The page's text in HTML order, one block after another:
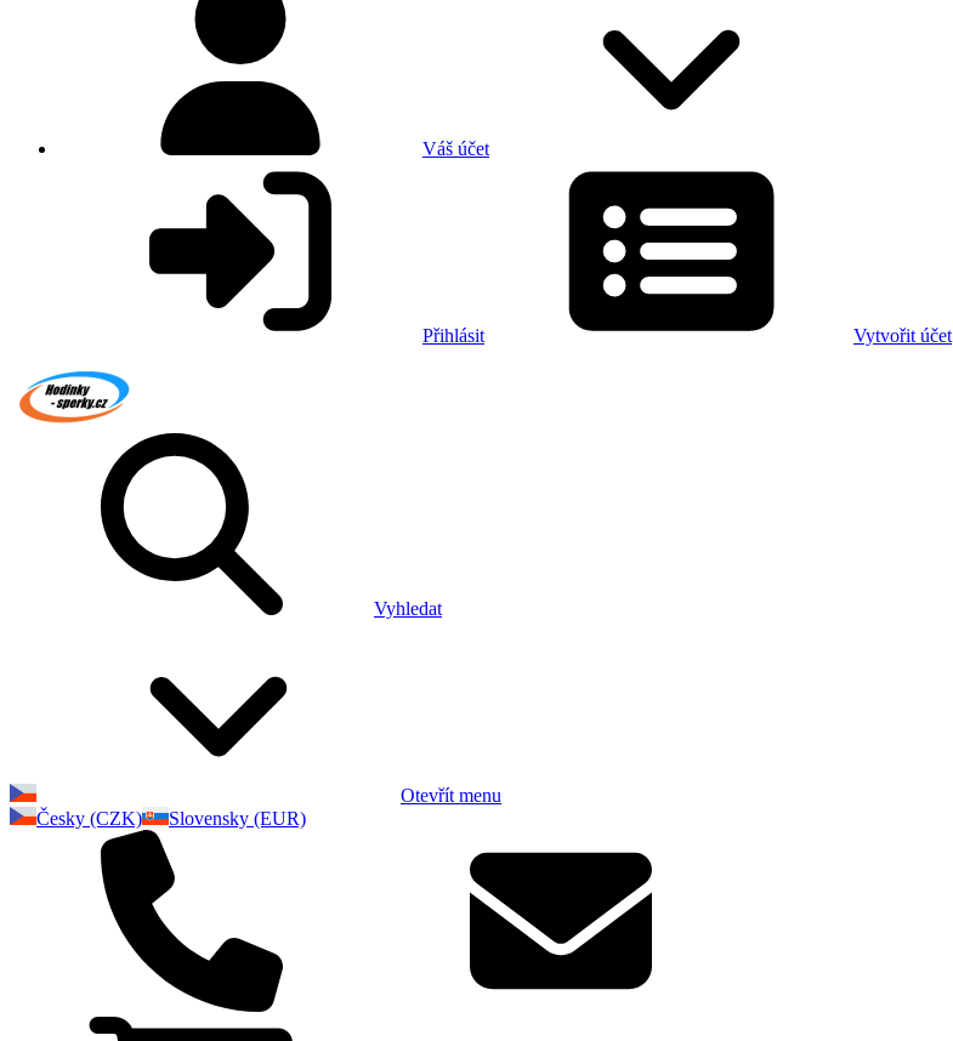
Váš účet
Přihlásit Vytvořit účet
Vyhledat
Otevřít menu
Česky (CZK)
Slovensky (EUR)